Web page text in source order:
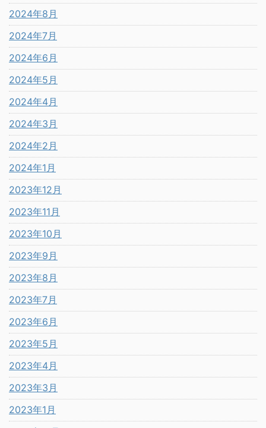
2024年8月
2024年7月
2024年6月
2024年5月
2024年4月
2024年3月
2024年2月
2024年1月
2023年12月
2023年11月
2023年10月
2023年9月
2023年8月
2023年7月
2023年6月
2023年5月
2023年4月
2023年3月
2023年1月